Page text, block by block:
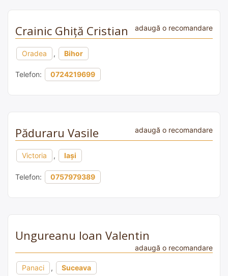
Crainic Ghiţă Cristian adaugă o recomandare
Oradea , Bihor
Telefon: 0724219699
Păduraru Vasile adaugă o recomandare
Victoria , Iași
Telefon: 0757979389
Ungureanu Ioan Valentin
adaugă o recomandare
Panaci , Suceava